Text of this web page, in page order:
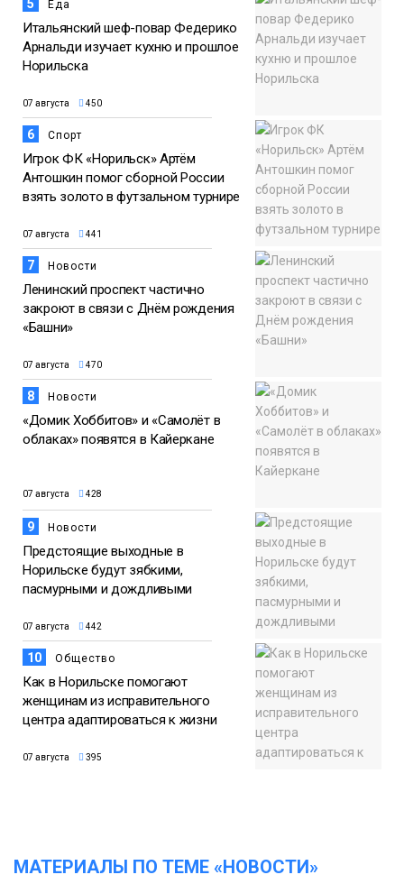
5 Еда
Итальянский шеф-повар Федерико
Арнальди изучает кухню и прошлое
Норильска
07 августа 450
6 Спорт
Игрок ФК «Норильск» Артём
Антошкин помог сборной России
взять золото в футзальном турнире
07 августа 441
7 Новости
Ленинский проспект частично
закроют в связи с Днём рождения
«Башни»
07 августа 470
8 Новости
«Домик Хоббитов» и «Самолёт в
облаках» появятся в Кайеркане
07 августа 428
9 Новости
Предстоящие выходные в
Норильске будут зябкими,
пасмурными и дождливыми
07 августа 442
10 Общество
Как в Норильске помогают
женщинам из исправительного
центра адаптироваться к жизни
07 августа 395
МАТЕРИАЛЫ ПО ТЕМЕ «НОВОСТИ»